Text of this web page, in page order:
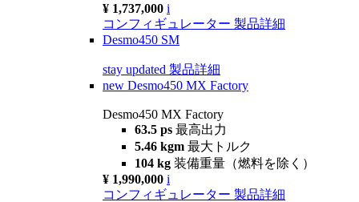
¥ 1,737,000 i
コンフィギュレーター 製品詳細
Desmo450 SM
stay updated 製品詳細
new Desmo450 MX Factory
Desmo450 MX Factory
63.5 ps 最高出力
5.46 kgm 最大トルク
104 kg 装備重量（燃料を除く）
¥ 1,990,000 i
コンフィギュレーター 製品詳細